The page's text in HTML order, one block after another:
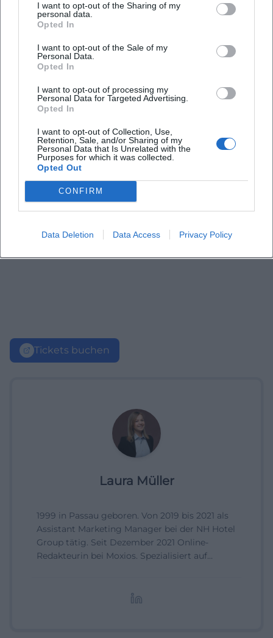
I want to opt-out of the Sharing of my
personal data.
Opted In
I want to opt-out of the Sale of my
Personal Data.
Opted In
I want to opt-out of processing my
Personal Data for Targeted Advertising.
Opted In
I want to opt-out of Collection, Use,
Retention, Sale, and/or Sharing of my
Personal Data that Is Unrelated with the
Purposes for which it was collected.
Opted Out
CONFIRM
Data Deletion Data Access Privacy Policy
Findet das Konzert bei jedem Wetter statt?
Tickets buchen
Laura Müller
1999 in Passau geboren. Von 2019 bis 2021 als
Assistant Marketing Manager bei der NH Hotel
Group tätig. Seit Dezember 2021 Online-
Redakteurin bei Moxios. Spezialisiert auf